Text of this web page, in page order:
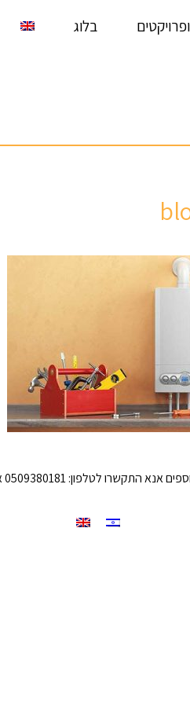
בלוג
לטלפון: 0509380181 או שלחו לנו דוא”ל לכתובת: